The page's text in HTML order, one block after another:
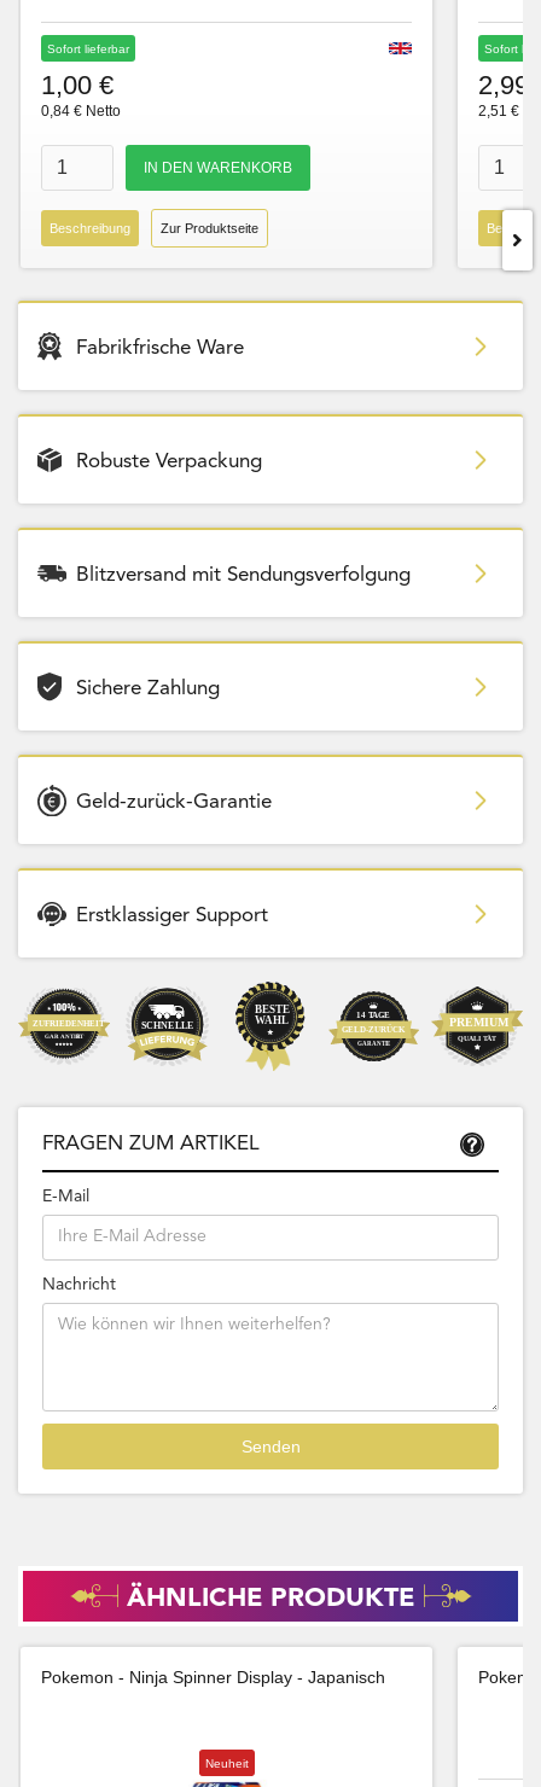
Sofort lieferbar
1,00 €
0,84 € Netto
Beschreibung Zur Produktseite
Sofort
2,99
2,51 €
Fabrikfrische Ware
Robuste Verpackung
Blitzversand mit Sendungsverfolgung
Sichere Zahlung
Geld-zurück-Garantie
Erstklassiger Support
FRAGEN ZUM ARTIKEL
E-Mail
Nachricht
ÄHNLICHE PRODUKTE
Pokemon - Ninja Spinner Display - Japanisch
Neuheit